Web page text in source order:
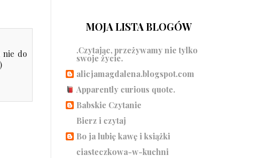
nie do
MOJA LISTA BLOGÓW
.Czytając, przeżywamy nie tylko
swoje życie.
alicjamagdalena.blogspot.com
Apparently curious quote.
Babskie Czytanie
Bierz i czytaj
Bo ja lubię kawę i książki
ciasteczkowa-w-kuchni